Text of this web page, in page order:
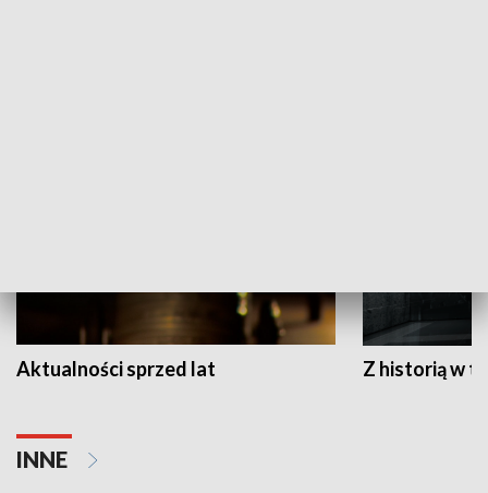
Aktualności sprzed lat Z historią w
INNE